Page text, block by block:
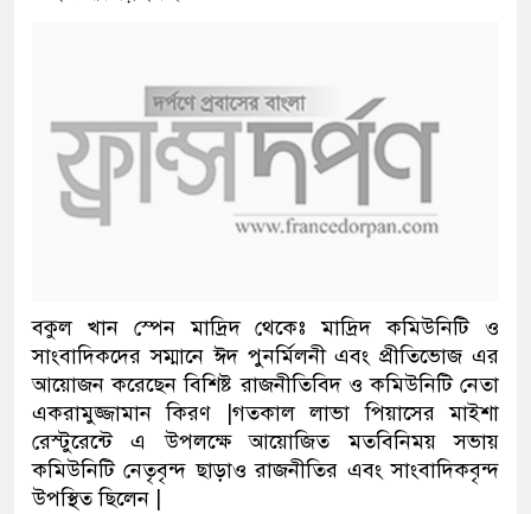
বকুল খান স্পেন মাদ্রিদ থেকেঃ মাদ্রিদ কমিউনিটি ও
সাংবাদিকদের সম্মানে ঈদ পুনর্মিলনী এবং প্রীতিভোজ এর
আয়োজন করেছেন বিশিষ্ট রাজনীতিবিদ ও কমিউনিটি নেতা
একরামুজ্জামান কিরণ |গতকাল লাভা পিয়াসের মাইশা
রেস্টুরেন্টে এ উপলক্ষে আয়োজিত মতবিনিময় সভায়
কমিউনিটি নেতৃবৃন্দ ছাড়াও রাজনীতির এবং সাংবাদিকবৃন্দ
উপস্থিত ছিলেন |